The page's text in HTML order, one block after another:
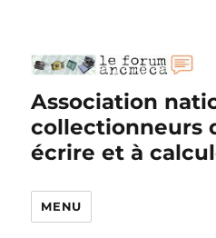
Association
collectionneurs
écrire et à
MENU